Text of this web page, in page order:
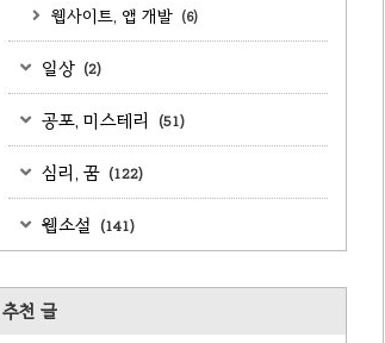
웹사이트, 앱 개발 (6)
일상 (2)
공포, 미스테리 (51)
심리, 꿈 (122)
웹소설 (141)
추천 글